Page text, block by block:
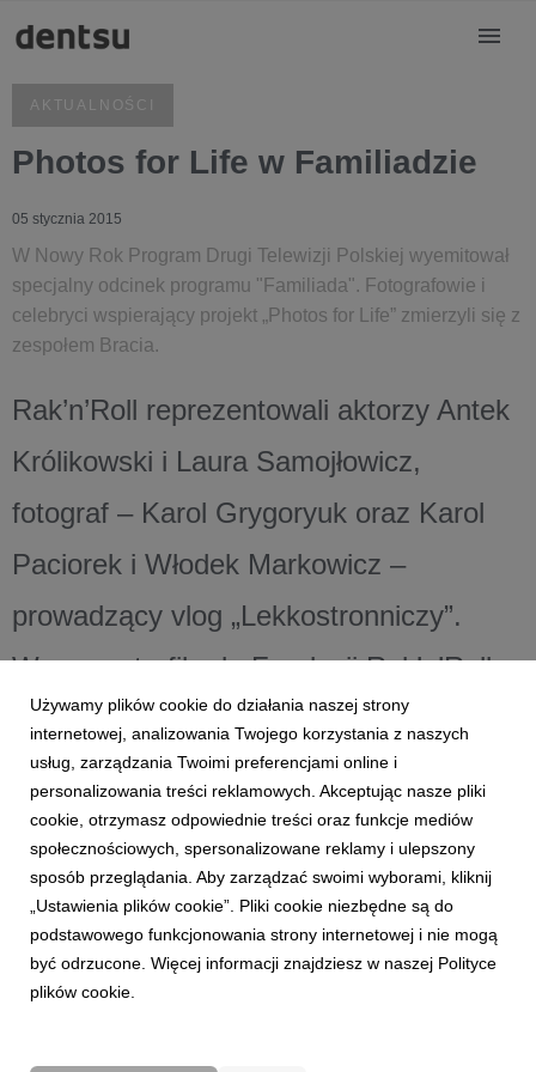
AKTUALNOŚCI
Photos for Life w Familiadzie
05 stycznia 2015
W Nowy Rok Program Drugi Telewizji Polskiej wyemitował
specjalny odcinek programu "Familiada". Fotografowie i
celebryci wspierający projekt „Photos for Life” zmierzyli się z
zespołem Bracia.
Rak’n’Roll reprezentowali aktorzy Antek
Królikowski i Laura Samojłowicz,
fotograf – Karol Grygoryuk oraz Karol
Paciorek i Włodek Markowicz –
prowadzący vlog „Lekkostronniczy”.
Wygrana trafiła do Fundacji Rak’n’Roll.
Używamy plików cookie do działania naszej strony
internetowej, analizowania Twojego korzystania z naszych
usług, zarządzania Twoimi preferencjami online i
personalizowania treści reklamowych. Akceptując nasze pliki
cookie, otrzymasz odpowiednie treści oraz funkcje mediów
społecznościowych, spersonalizowane reklamy i ulepszony
sposób przeglądania. Aby zarządzać swoimi wyborami, kliknij
„Ustawienia plików cookie”. Pliki cookie niezbędne są do
podstawowego funkcjonowania strony internetowej i nie mogą
być odrzucone. Więcej informacji znajdziesz w naszej Polityce
plików cookie.